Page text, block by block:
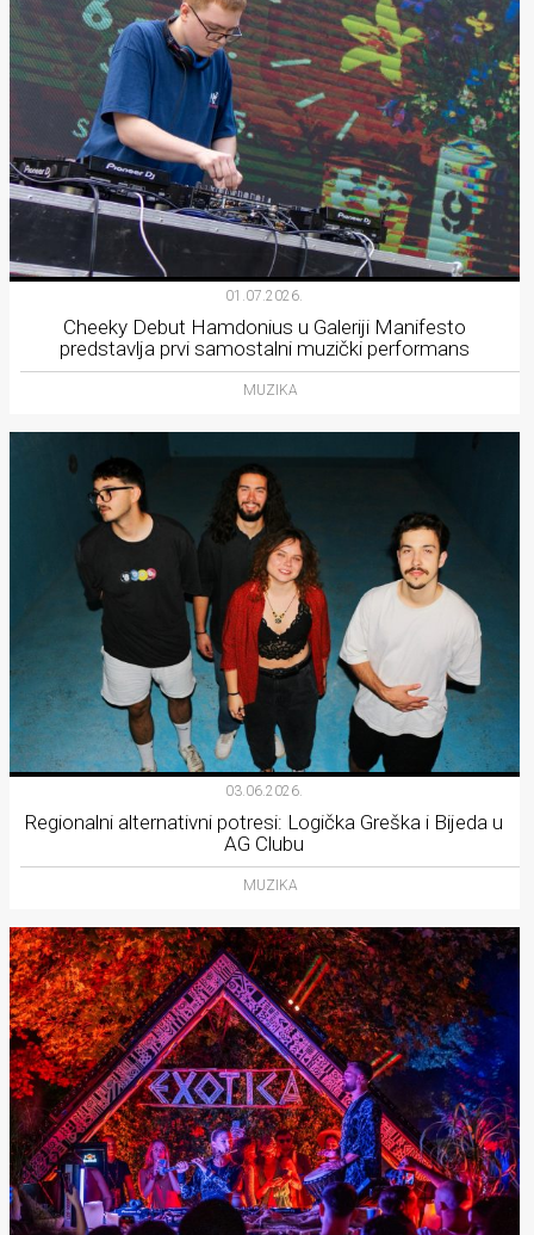
01.07.2026.
Cheeky Debut Hamdonius u Galeriji Manifesto
predstavlja prvi samostalni muzički performans
MUZIKA
03.06.2026.
Regionalni alternativni potresi: Logička Greška i Bijeda u
AG Clubu
MUZIKA